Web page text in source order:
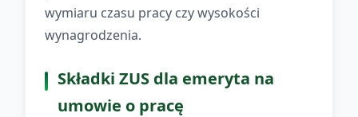
wymiaru czasu pracy czy wysokości
wynagrodzenia.
Składki ZUS dla emeryta na
umowie o pracę